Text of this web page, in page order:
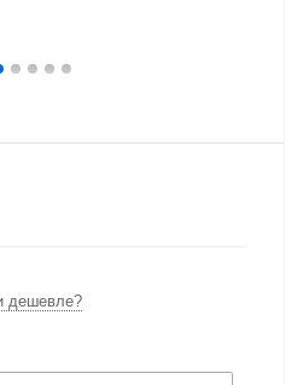
дешевле?